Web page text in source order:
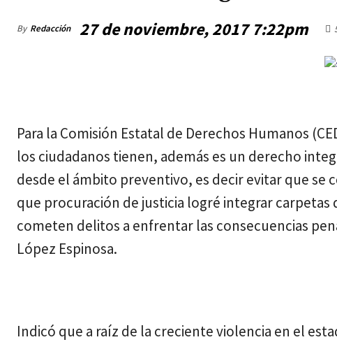
By Redacción 27 de noviembre, 2017 7:22pm
Para la Comisión Estatal de Derechos Humanos
los ciudadanos tienen, además es un derecho
desde el ámbito preventivo, es decir evitar que se
que procuración de justicia logré integrar
cometen delitos a enfrentar las consecuencias
López Espinosa.
Indicó que a raíz de la creciente violencia en el